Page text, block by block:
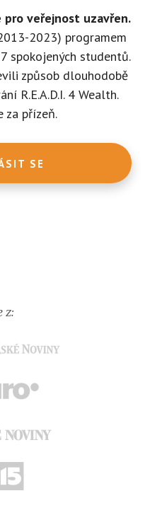
pro veřejnost uzavřen.
2023) programem
spokojených studentů.
způsob dlouhodobě
R.E.A.D.I. 4 Wealth.
za přízeň.
SE
z: